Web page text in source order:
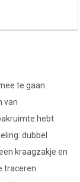
te gaan.
van
hebt
dubbel
kraagzakje en
traceren.